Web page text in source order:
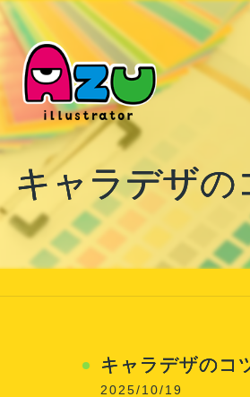
キャラデザ
キャラデザのコ
2025/10/19